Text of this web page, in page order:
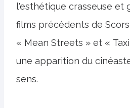
l'esthétique crasseuse et
films précédents de
« Mean Streets » et «
une apparition du
sens.